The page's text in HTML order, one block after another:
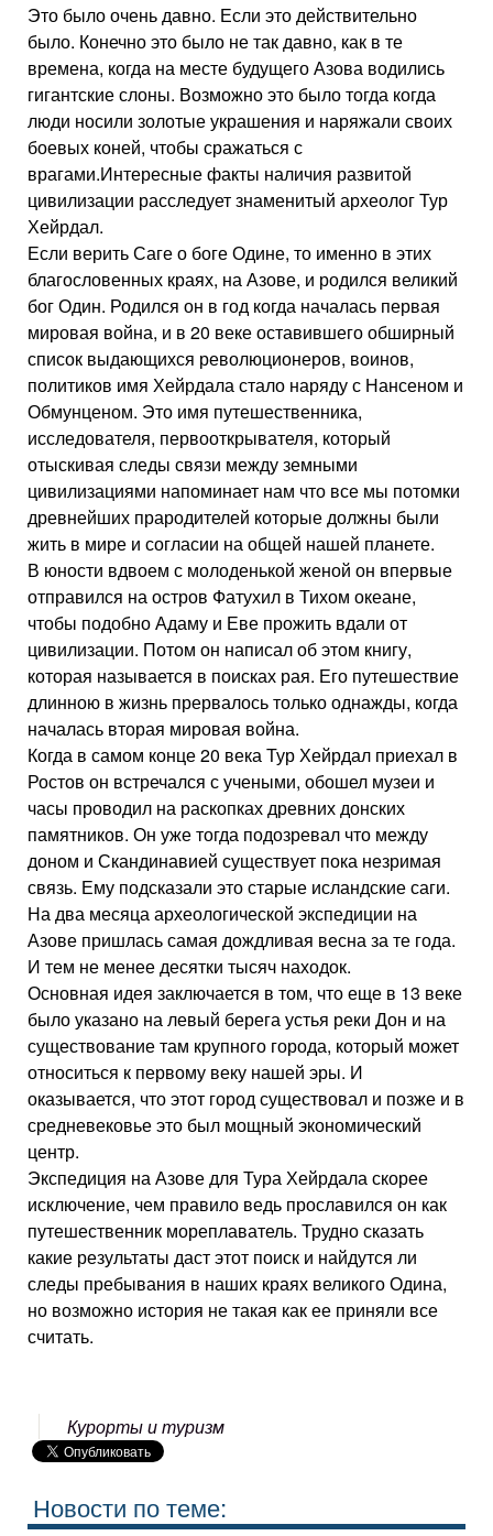
Это было очень давно. Если это действительно
было. Конечно это было не так давно, как в те
времена, когда на месте будущего Азова водились
гигантские слоны. Возможно это было тогда когда
люди носили золотые украшения и наряжали своих
боевых коней, чтобы сражаться с
врагами.Интересные факты наличия развитой
цивилизации расследует знаменитый археолог Тур
Хейрдал.
Если верить Саге о боге Одине, то именно в этих
благословенных краях, на Азове, и родился великий
бог Один. Родился он в год когда началась первая
мировая война, и в 20 веке оставившего обширный
список выдающихся революционеров, воинов,
политиков имя Хейрдала стало наряду с Нансеном и
Обмунценом. Это имя путешественника,
исследователя, первооткрывателя, который
отыскивая следы связи между земными
цивилизациями напоминает нам что все мы потомки
древнейших прародителей которые должны были
жить в мире и согласии на общей нашей планете.
В юности вдвоем с молоденькой женой он впервые
отправился на остров Фатухил в Тихом океане,
чтобы подобно Адаму и Еве прожить вдали от
цивилизации. Потом он написал об этом книгу,
которая называется в поисках рая. Его путешествие
длинною в жизнь прервалось только однажды, когда
началась вторая мировая война.
Когда в самом конце 20 века Тур Хейрдал приехал в
Ростов он встречался с учеными, обошел музеи и
часы проводил на раскопках древних донских
памятников. Он уже тогда подозревал что между
доном и Скандинавией существует пока незримая
связь. Ему подсказали это старые исландские саги.
На два месяца археологической экспедиции на
Азове пришлась самая дождливая весна за те года.
И тем не менее десятки тысяч находок.
Основная идея заключается в том, что еще в 13 веке
было указано на левый берега устья реки Дон и на
существование там крупного города, который может
относиться к первому веку нашей эры. И
оказывается, что этот город существовал и позже и в
средневековье это был мощный экономический
центр.
Экспедиция на Азове для Тура Хейрдала скорее
исключение, чем правило ведь прославился он как
путешественник мореплаватель. Трудно сказать
какие результаты даст этот поиск и найдутся ли
следы пребывания в наших краях великого Одина,
но возможно история не такая как ее приняли все
считать.
Курорты и туризм
Новости по теме: